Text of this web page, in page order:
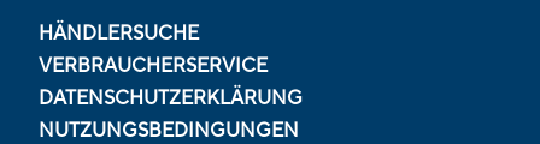
HÄNDLERSUCHE
VERBRAUCHERSERVICE
DATENSCHUTZERKLÄRUNG
NUTZUNGSBEDINGUNGEN